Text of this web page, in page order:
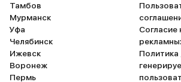
Елабуга
и еще 60 опций
2 871 000 ₽
2 526 000 ₽
Тамбов
Мурманск
Уфа
Челябинск
Ижевск
Воронеж
Пермь
Согласие
Политика